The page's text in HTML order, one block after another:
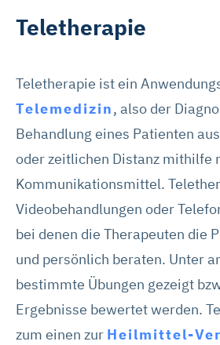
Teletherapie
Teletherapie ist ein
Telemedizin, also der
Behandlung eines Patienten
oder zeitlichen Distanz mithilfe
Kommunikationsmittel.
Videobehandlungen oder
bei denen die Therapeuten die
und persönlich beraten. Unter
bestimmte Übungen gezeigt
Ergebnisse bewertet werden.
zum einen zur Heilmittel-